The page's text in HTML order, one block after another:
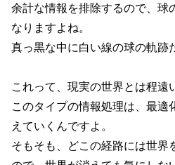
余計な情報を排除するので、球
なりますよね。
真っ黒な中に白い線の球の軌跡
これって、現実の世界とは程遠
このタイプの情報処理は、最適
えていくんですよ。
そもそも、どこの経路には世界